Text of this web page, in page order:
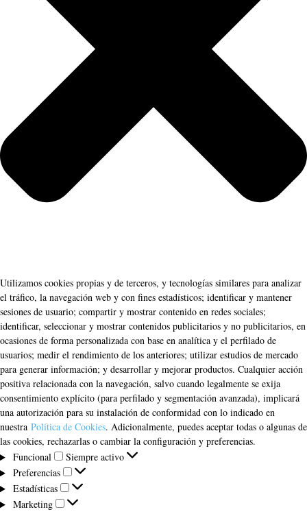
Utilizamos cookies propias y de terceros, y tecnologías similares para analizar
el tráfico, la navegación web y con fines estadísticos; identificar y mantener
sesiones de usuario; compartir y mostrar contenido en redes sociales;
identificar, seleccionar y mostrar contenidos publicitarios y no publicitarios, en
ocasiones de forma personalizada con base en analítica y el perfilado de
usuarios; medir el rendimiento de los anteriores; utilizar estudios de mercado
para generar información; y desarrollar y mejorar productos. Cualquier acción
positiva relacionada con la navegación, salvo cuando legalmente se exija
consentimiento explícito (para perfilado y segmentación avanzada), implicará
una autorización para su instalación de conformidad con lo indicado en
nuestra Política de Cookies. Adicionalmente, puedes aceptar todas o algunas de
las cookies, rechazarlas o cambiar la configuración y preferencias.
Funcional
Funcional
Siempre activo
Preferencias
Preferencias
Estadísticas
Estadísticas
Marketing
Marketing